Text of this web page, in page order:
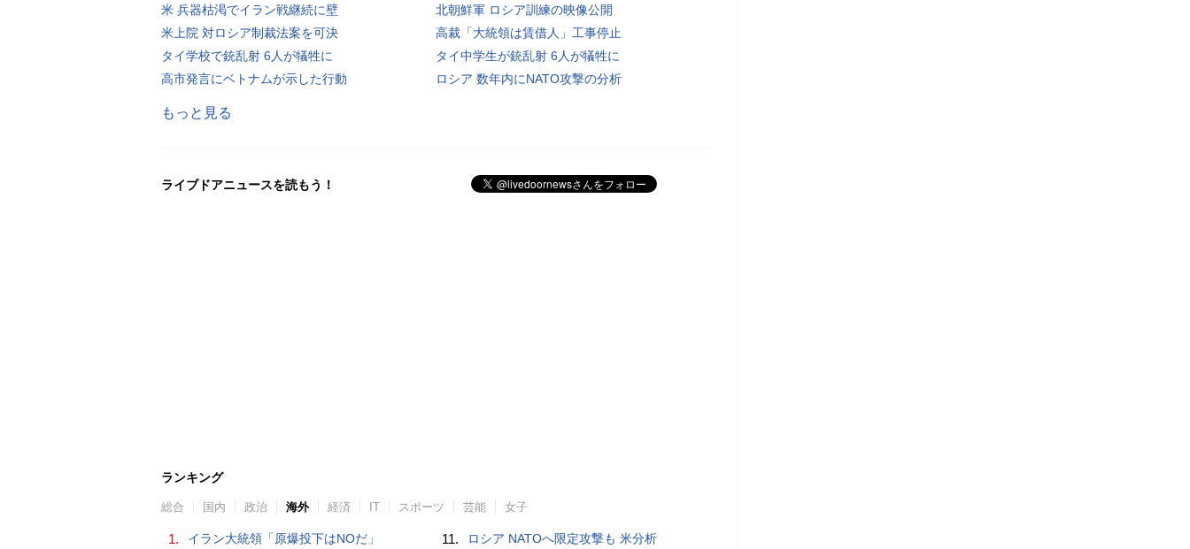
米 兵器枯渇でイラン戦継続に壁
米上院 対ロシア制裁法案を可決
タイ学校で銃乱射 6人が犠牲に
高市発言にベトナムが示した行動
北朝鮮軍 ロシア訓練の映像公開
高裁「大統領は賃借人」工事停止
タイ中学生が銃乱射 6人が犠牲に
ロシア 数年内にNATO攻撃の分析
もっと見る
ライブドアニュースを読もう！
ランキング
総合 国内 政治 海外 経済 IT スポーツ 芸能 女子
1. イラン大統領「原爆投下はNOだ」 11. ロシア NATOへ限定攻撃も 米分析